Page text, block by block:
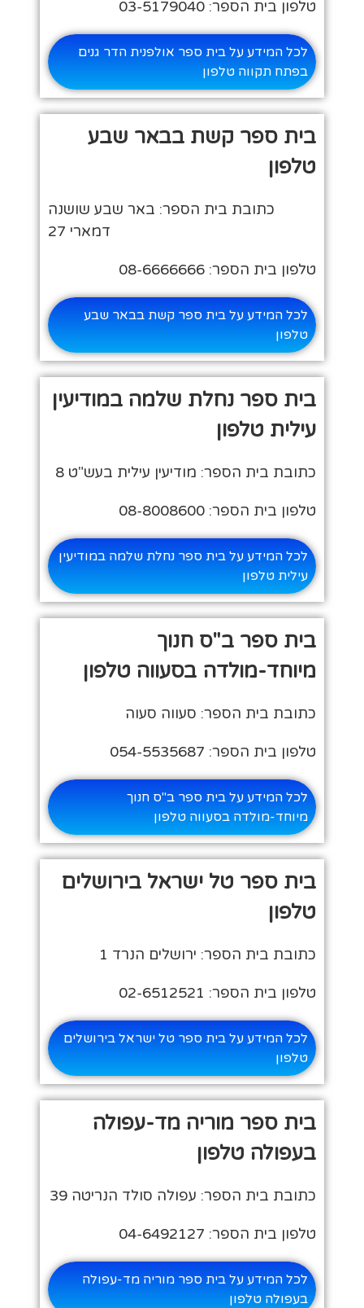
טלפון בית הספר: 03-5179040
לכל המידע על בית ספר אולפנית הדר גנים
בפתח תקווה טלפון
בית ספר קשת בבאר שבע
טלפון
כתובת בית הספר: באר שבע שושנה
דמארי 27
טלפון בית הספר: 08-6666666
לכל המידע על בית ספר קשת בבאר שבע
טלפון
בית ספר נחלת שלמה במודיעין
עילית טלפון
כתובת בית הספר: מודיעין עילית בעש"ט 8
טלפון בית הספר: 08-8008600
לכל המידע על בית ספר נחלת שלמה במודיעין
עילית טלפון
בית ספר ב"ס חנוך
מיוחד-מולדה בסעווה טלפון
כתובת בית הספר: סעווה סעוה
טלפון בית הספר: 054-5535687
לכל המידע על בית ספר ב"ס חנוך
מיוחד-מולדה בסעווה טלפון
בית ספר טל ישראל בירושלים
טלפון
כתובת בית הספר: ירושלים הנרד 1
טלפון בית הספר: 02-6512521
לכל המידע על בית ספר טל ישראל בירושלים
טלפון
בית ספר מוריה מד-עפולה
בעפולה טלפון
כתובת בית הספר: עפולה סולד הנריטה 39
טלפון בית הספר: 04-6492127
לכל המידע על בית ספר מוריה מד-עפולה
בעפולה טלפון